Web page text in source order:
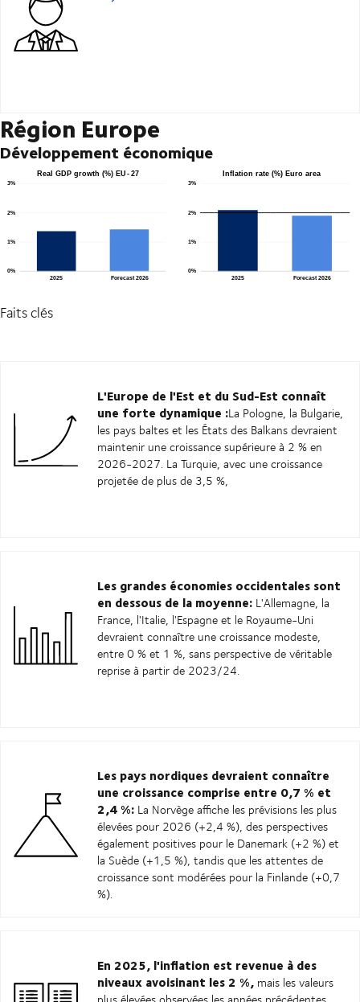
Région Europe
Développement économique
Faits clés
L'Europe de l'Est et du Sud-Est connaît
une forte dynamique :La Pologne, la Bulgarie,
les pays baltes et les États des Balkans devraient
maintenir une croissance supérieure à 2 % en
2026-2027. La Turquie, avec une croissance
projetée de plus de 3,5 %,
Les grandes économies occidentales sont
en dessous de la moyenne: L'Allemagne, la
France, l'Italie, l'Espagne et le Royaume-Uni
devraient connaître une croissance modeste,
entre 0 % et 1 %, sans perspective de véritable
reprise à partir de 2023/24.
Les pays nordiques devraient connaître
une croissance comprise entre 0,7 % et
2,4 %: La Norvège affiche les prévisions les plus
élevées pour 2026 (+2,4 %), des perspectives
également positives pour le Danemark (+2 %) et
la Suède (+1,5 %), tandis que les attentes de
croissance sont modérées pour la Finlande (+0,7
%).
En 2025, l'inflation est revenue à des
niveaux avoisinant les 2 %, mais les valeurs